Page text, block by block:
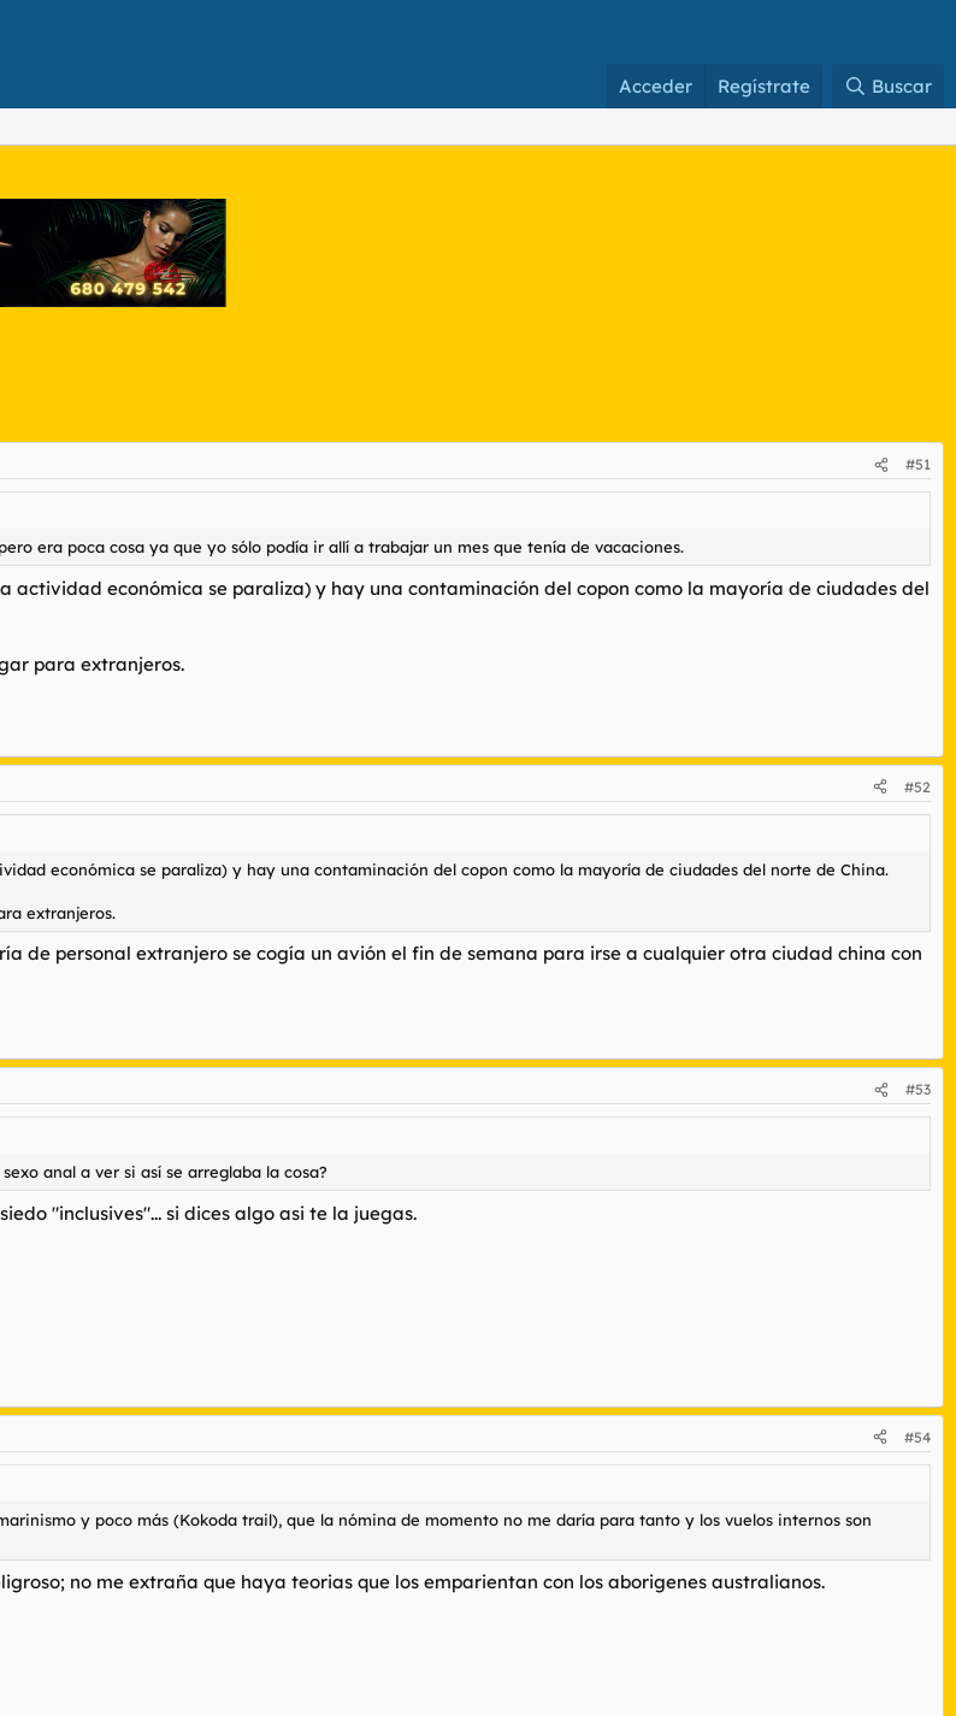
Acceder Regístrate Buscar
#51
era poca cosa ya que yo sólo podía ir allí a trabajar un mes que tenía de vacaciones.
actividad económica se paraliza) y hay una contaminación del copon como la mayoría de ciudades del
para extranjeros.
#52
económica se paraliza) y hay una contaminación del copon como la mayoría de ciudades del norte de China.
extranjeros.
de personal extranjero se cogía un avión el fin de semana para irse a cualquier otra ciudad china con
#53
anal a ver si así se arreglaba la cosa?
"inclusives"... si dices algo asi te la juegas.
#54
y poco más (Kokoda trail), que la nómina de momento no me daría para tanto y los vuelos internos son
no me extraña que haya teorias que los emparientan con los aborigenes australianos.